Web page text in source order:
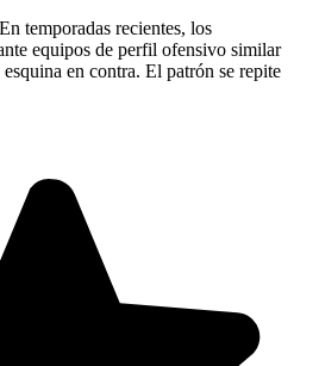
temporadas recientes, los
equipos de perfil ofensivo similar
en contra. El patrón se repite